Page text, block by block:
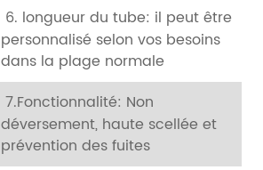
6. longueur du tube: il peut être
personnalisé selon vos besoins
dans la plage normale
7.Fonctionnalité: Non
déversement, haute scellée et
prévention des fuites